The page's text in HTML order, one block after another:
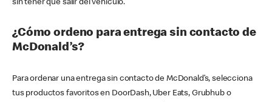
sin tener que salir del vehículo.
¿Cómo ordeno para entrega sin contacto de
McDonald’s?
Para ordenar una entrega sin contacto de McDonald’s, selecciona
tus productos favoritos en DoorDash, Uber Eats, Grubhub o